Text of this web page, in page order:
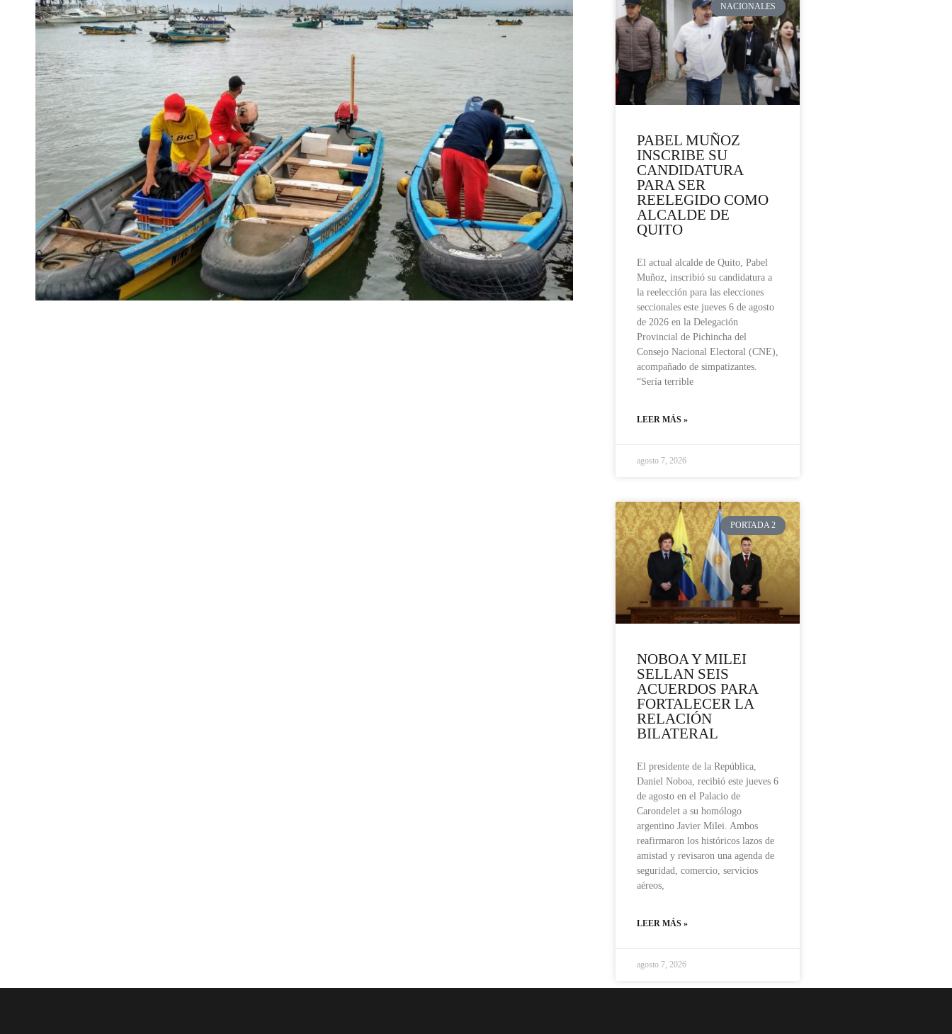
NACIONALES
PABEL MUÑOZ
INSCRIBE SU
CANDIDATURA
PARA SER
REELEGIDO COMO
ALCALDE DE
QUITO
El actual alcalde de Quito, Pabel
Muñoz, inscribió su candidatura a
la reelección para las elecciones
seccionales este jueves 6 de agosto
de 2026 en la Delegación
Provincial de Pichincha del
Consejo Nacional Electoral (CNE),
acompañado de simpatizantes.
“Sería terrible
LEER MÁS »
agosto 7, 2026
PORTADA 2
NOBOA Y MILEI
SELLAN SEIS
ACUERDOS PARA
FORTALECER LA
RELACIÓN
BILATERAL
El presidente de la República,
Daniel Noboa, recibió este jueves 6
de agosto en el Palacio de
Carondelet a su homólogo
argentino Javier Milei. Ambos
reafirmaron los históricos lazos de
amistad y revisaron una agenda de
seguridad, comercio, servicios
aéreos,
LEER MÁS »
agosto 7, 2026